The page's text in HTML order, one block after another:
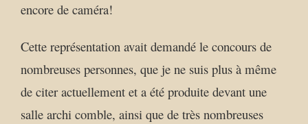
encore de caméra!
Cette représentation avait demandé le concours de
nombreuses personnes, que je ne suis plus à même
de citer actuellement et a été produite devant une
salle archi comble, ainsi que de très nombreuses